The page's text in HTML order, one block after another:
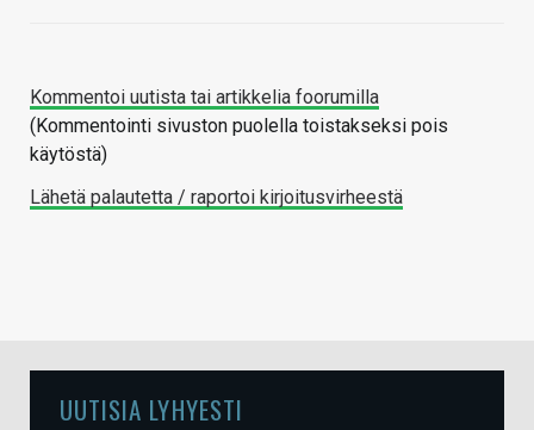
Kommentoi uutista tai artikkelia foorumilla
(Kommentointi sivuston puolella toistakseksi pois
käytöstä)
Lähetä palautetta / raportoi kirjoitusvirheestä
UUTISIA LYHYESTI